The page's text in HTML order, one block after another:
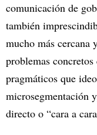
comunicación de
también
mucho más cercana
problemas
pragmáticos que
microsegmentación
directo o “cara a